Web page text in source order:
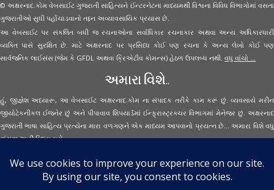
© અક્ષરનાદ.કોમ વેબસાઈટ ગુજરાતી સાહિત્યને ઈન્ટરનેટના માધ્યમથી વિશ્વના વિવિધ વિભાગોમાં વસતા
ગુજરાતીઓ સુધી પહોંચાડવાનો તદ્દન અવ્યાવસાયિક પ્રયાસ છે.
આ વેબસાઈટ પર સંકલિત બધી જ રચનાઓના સર્વાધિકાર રચનાકાર અથવા અન્ય અધિકારધારી
વ્યક્તિ પાસે સુરક્ષિત છે. માટે અક્ષરનાદ પર પ્રસિધ્ધ કોઈ પણ રચના કે અન્ય લેખો કોઈ પણ
સાર્વજનિક લાઈસંસ (જેમ કે GFDL અથવા ક્રિએટીવ કોમન્સ) હેઠળ ઉપલબ્ધ નથી. વધુ વાંચો ...
અમારા વિશે..
હું, જીજ્ઞેશ અધ્યારૂ, આ વેબસાઈટ અક્ષરનાદ.કોમ ના સંપાદક તરીકે કામ કરૂં છું. વ્યવસાયે મરીન
જીયોટેકનીકલ ઈજનેર છું અને પીપાવાવ શિપયાર્ડમાં ઈન્ફ્રાસ્ટ્રક્ચર વિભાગમાં મેનેજર છું. અક્ષરનાદ
ગુજરાતી ભાષા સાહિત્ય પ્રત્યેના મારા વળગણને એક માધ્યમ આપવાનો પ્રયત્ન છે... અમારા વિશે વધુ
વાંચવાઅહીં ક્લિક કરો...
Secured Site Assurance